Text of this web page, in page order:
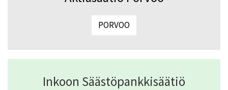
PORVOO
Inkoon Säästöpankkisäätiö